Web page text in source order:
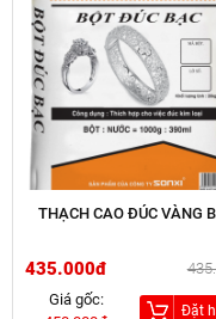
THẠCH CAO ĐÚC VÀNG
435.000đ
Giá gốc:
Đặt